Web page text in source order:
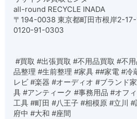
all-round RECYCLE INADA
〒194-0038 東京都町田市根岸2-
0120-91-0303
#買取 #出張買取 #不用品買取 #不
品整理 #生前整理 #家具 ##家電 #冷
レビ #楽器 #オーディオ #ブランド
具 #アンティーク #事務用品 #オフ
工具 #町田 #八王子 #相模原 #立川
府中 #大和 #座間